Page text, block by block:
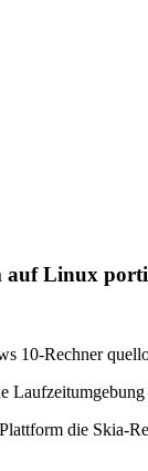
auf Linux
10-Rechner
die Skia-